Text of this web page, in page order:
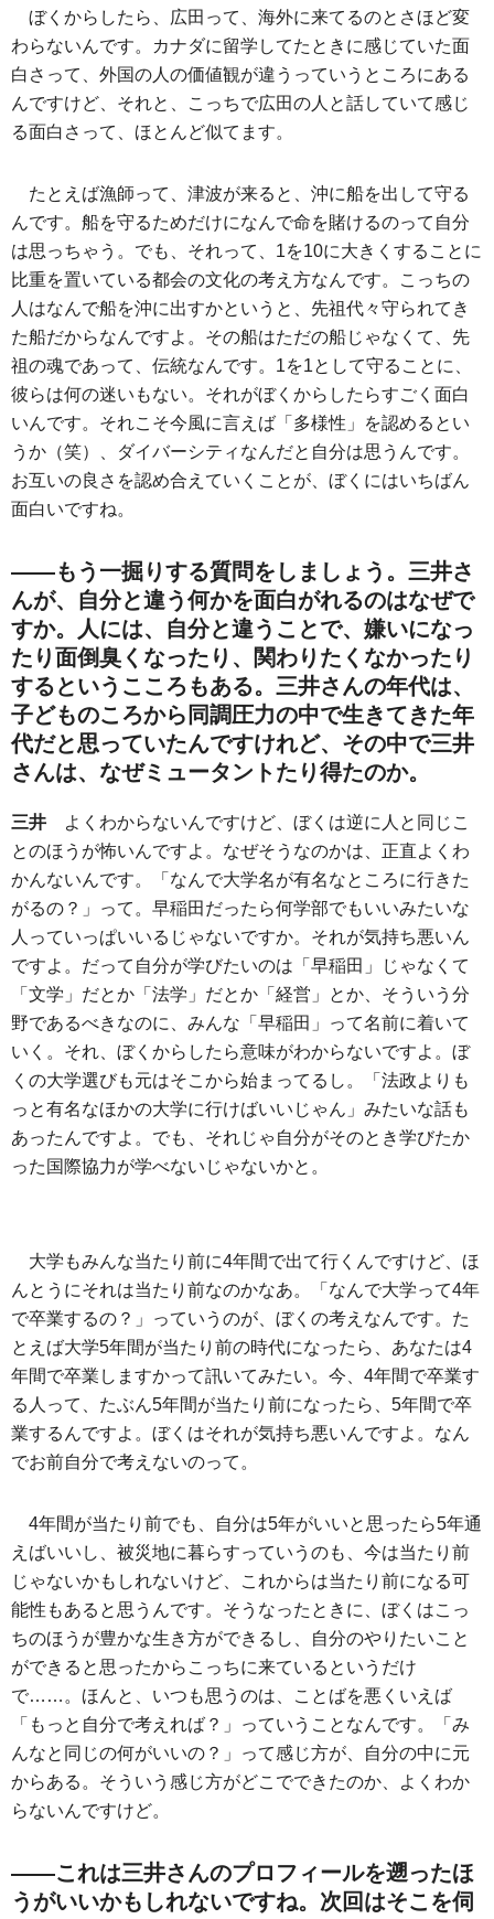
ぼくからしたら、広田って、海外に来てるのとさほど変
わらないんです。カナダに留学してたときに感じていた面
白さって、外国の人の価値観が違うっていうところにある
んですけど、それと、こっちで広田の人と話していて感じ
る面白さって、ほとんど似てます。
たとえば漁師って、津波が来ると、沖に船を出して守る
んです。船を守るためだけになんで命を賭けるのって自分
は思っちゃう。でも、それって、1を10に大きくすることに
比重を置いている都会の文化の考え方なんです。こっちの
人はなんで船を沖に出すかというと、先祖代々守られてき
た船だからなんですよ。その船はただの船じゃなくて、先
祖の魂であって、伝統なんです。1を1として守ることに、
彼らは何の迷いもない。それがぼくからしたらすごく面白
いんです。それこそ今風に言えば「多様性」を認めるとい
うか（笑）、ダイバーシティなんだと自分は思うんです。
お互いの良さを認め合えていくことが、ぼくにはいちばん
面白いですね。
――もう一掘りする質問をしましょう。三井さ
んが、自分と違う何かを面白がれるのはなぜで
すか。人には、自分と違うことで、嫌いになっ
たり面倒臭くなったり、関わりたくなかったり
するというこころもある。三井さんの年代は、
子どものころから同調圧力の中で生きてきた年
代だと思っていたんですけれど、その中で三井
さんは、なぜミュータントたり得たのか。
三井 よくわからないんですけど、ぼくは逆に人と同じこ
とのほうが怖いんですよ。なぜそうなのかは、正直よくわ
かんないんです。「なんで大学名が有名なところに行きた
がるの？」って。早稲田だったら何学部でもいいみたいな
人っていっぱいいるじゃないですか。それが気持ち悪いん
ですよ。だって自分が学びたいのは「早稲田」じゃなくて
「文学」だとか「法学」だとか「経営」とか、そういう分
野であるべきなのに、みんな「早稲田」って名前に着いて
いく。それ、ぼくからしたら意味がわからないですよ。ぼ
くの大学選びも元はそこから始まってるし。「法政よりも
っと有名なほかの大学に行けばいいじゃん」みたいな話も
あったんですよ。でも、それじゃ自分がそのとき学びたか
った国際協力が学べないじゃないかと。
大学もみんな当たり前に4年間で出て行くんですけど、ほ
んとうにそれは当たり前なのかなあ。「なんで大学って4年
で卒業するの？」っていうのが、ぼくの考えなんです。た
とえば大学5年間が当たり前の時代になったら、あなたは4
年間で卒業しますかって訊いてみたい。今、4年間で卒業す
る人って、たぶん5年間が当たり前になったら、5年間で卒
業するんですよ。ぼくはそれが気持ち悪いんですよ。なん
でお前自分で考えないのって。
4年間が当たり前でも、自分は5年がいいと思ったら5年通
えばいいし、被災地に暮らすっていうのも、今は当たり前
じゃないかもしれないけど、これからは当たり前になる可
能性もあると思うんです。そうなったときに、ぼくはこっ
ちのほうが豊かな生き方ができるし、自分のやりたいこと
ができると思ったからこっちに来ているというだけ
で……。ほんと、いつも思うのは、ことばを悪くいえば
「もっと自分で考えれば？」っていうことなんです。「み
んなと同じの何がいいの？」って感じ方が、自分の中に元
からある。そういう感じ方がどこでできたのか、よくわか
らないんですけど。
――これは三井さんのプロフィールを遡ったほ
うがいいかもしれないですね。次回はそこを伺